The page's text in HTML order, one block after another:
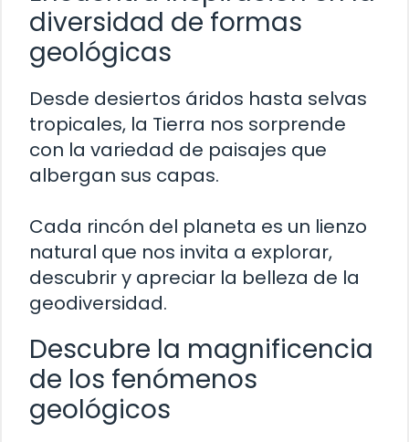
diversidad de formas
geológicas
Desde desiertos áridos hasta selvas
tropicales, la Tierra nos sorprende
con la variedad de paisajes que
albergan sus capas.
Cada rincón del planeta es un lienzo
natural que nos invita a explorar,
descubrir y apreciar la belleza de la
geodiversidad.
Descubre la magnificencia
de los fenómenos
geológicos